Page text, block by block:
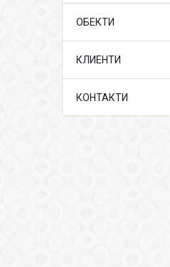
ОБЕКТИ
КЛИЕНТИ
КОНТАКТИ